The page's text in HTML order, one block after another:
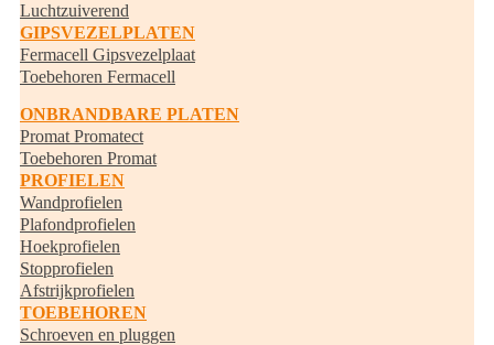
Luchtzuiverend
GIPSVEZELPLATEN
Fermacell Gipsvezelplaat
Toebehoren Fermacell
ONBRANDBARE PLATEN
Promat Promatect
Toebehoren Promat
PROFIELEN
Wandprofielen
Plafondprofielen
Hoekprofielen
Stopprofielen
Afstrijkprofielen
TOEBEHOREN
Schroeven en pluggen